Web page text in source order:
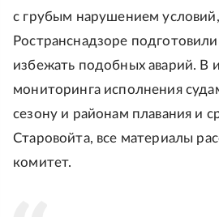
с грубым нарушением
Ространснадзоре
избежать подобных аварий. В
мониторинга исполнения
сезону и районам плавания и
Старовойта, все материалы
комитет.